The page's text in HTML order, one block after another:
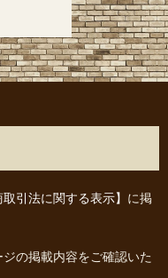
取引法に関する表示】 に掲
ジの掲載内容をご確認いた